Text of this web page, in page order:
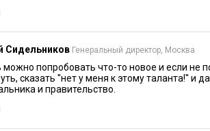
исключают друг друга. Какие бы факторы
периода ребенок сохраняет то же
Его мозг отточил уникальную систему
транспорта четырехполосные
сильные и устойчивые связи. Кроме
Сидельников Генеральный директор, Москва
можно попробовать что-то новое и если не
сказать ''нет у меня к этому таланта!'' и
и правительство.